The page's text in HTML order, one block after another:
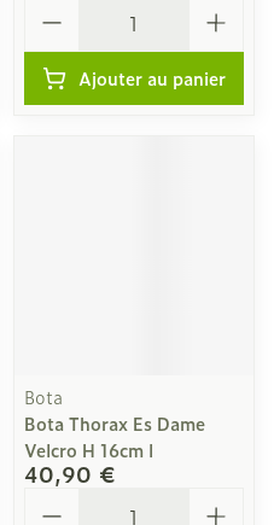
Ajouter au panier
Bota
Bota Thorax Es Dame
Velcro H 16cm l
40,90 €